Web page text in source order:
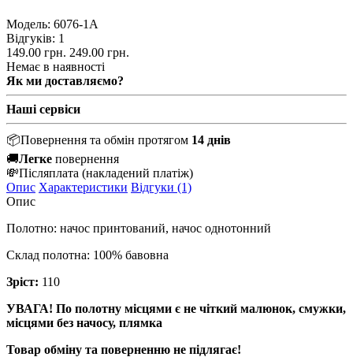
Модель: 6076-1А
Відгуків: 1
149.00 грн. 249.00 грн.
Немає в наявності
Як ми доставляємо?
Наші сервіси
📦Повернення та обмін протягом 14 днів
🚚Легке повернення
💸Післяплата (накладений платіж)
Опис Характеристики Відгуки (1)
Опис
Полотно: начос принтований, начос однотонний
Склад полотна: 100% бавовна
Зріст: 110
УВАГА! По полотну місцями є не чіткий малюнок, смужки,
місцями без начосу, плямка
Товар обміну та поверненню не підлягає!